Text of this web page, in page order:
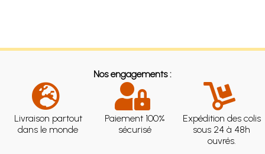
Nos engagements :
Livraison partout
dans le monde
Paiement 100%
sécurisé
Expédition des colis
sous 24 à 48h
ouvrés.